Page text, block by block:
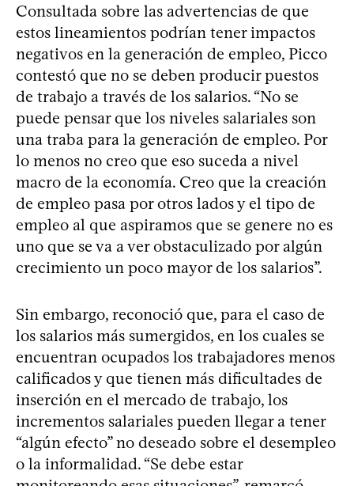
Consultada sobre las advertencias de que
estos lineamientos podrían tener impactos
negativos en la generación de empleo, Picco
contestó que no se deben producir puestos
de trabajo a través de los salarios. “No se
puede pensar que los niveles salariales son
una traba para la generación de empleo. Por
lo menos no creo que eso suceda a nivel
macro de la economía. Creo que la creación
de empleo pasa por otros lados y el tipo de
empleo al que aspiramos que se genere no es
uno que se va a ver obstaculizado por algún
crecimiento un poco mayor de los salarios”.
Sin embargo, reconoció que, para el caso de
los salarios más sumergidos, en los cuales se
encuentran ocupados los trabajadores menos
calificados y que tienen más dificultades de
inserción en el mercado de trabajo, los
incrementos salariales pueden llegar a tener
“algún efecto” no deseado sobre el desempleo
o la informalidad. “Se debe estar